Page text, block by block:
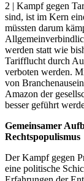
2 | Kampf gegen
sind, ist im Kern
müssten darum
werden statt wie
Tarifflucht durch
verboten werden.
von
Amazon der
besser geführt
Gemeinsamer
Rechtspopulismus
Der Kampf gegen
eine politische